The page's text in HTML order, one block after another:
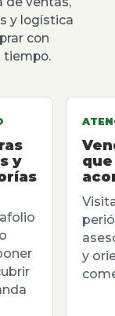
y logística
con
tiempo.
y
que
y